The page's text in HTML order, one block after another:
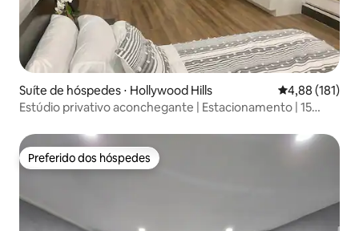
Suíte de hóspedes ⋅ Hollywood Hills 4,88 de uma
4,88 (181)
Estúdio privativo aconchegante | Estacionamento | 15
Preferido dos hóspedes
Preferido dos hóspedes